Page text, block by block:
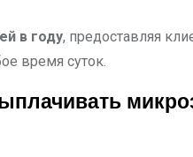
в году, предоставляя
время суток.